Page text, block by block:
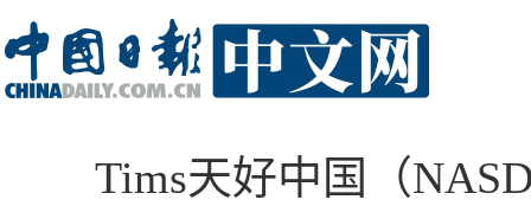
Tims天好中国（